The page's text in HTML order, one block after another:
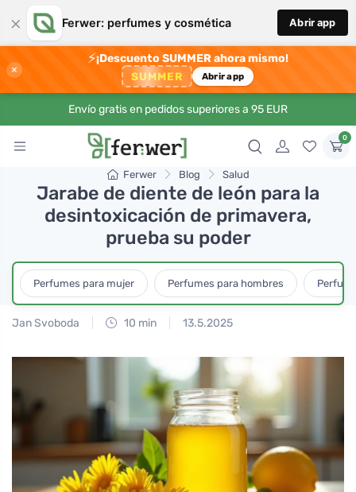
× Ferwer: perfumes y cosmética Abrir app
×
⚡¡Descuento SUMMER ahora mismo!
SUMMER Abrir app
Envío gratis en pedidos superiores a 95 EUR
0
Ferwer Blog Salud
Jarabe de diente de león para la
desintoxicación de primavera,
prueba su poder
Perfumes para mujer Perfumes para hombres
Jan Svoboda 10 min 13.5.2025